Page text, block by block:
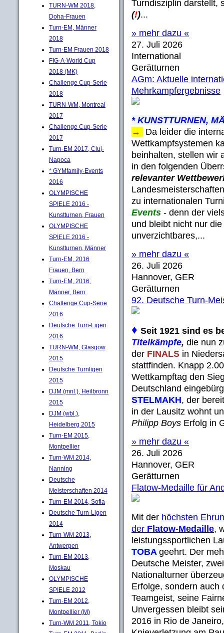
TURN-WM 2018,
Doha-Frauen
Turn-EM, Männer
2018
Turn-EM Frauen 2018
FIG-A-World Cup
2018 (MK)
Challenge Cup-Serie
2018
TURN-WM, Montreal
2017
Challenge Cup-Serie
2017
Turn-EM 2017, Cluj-
Napoca
* GYMfamily-Events
2016
OLYMPISCHE
SPIELE 2016 -
Kunstturnen, Frauen
OLYMPISCHE
SPIELE 2016 -
Kunstturnen, Männer
Turn-EM, 2016
Frauen, Bern
Turn-EM, 2016,
Männer, Bern
Challenge Cup-Serie
2016
Deutsche Turn-Ligen
2016
TURN-WM, Glasgow
2015
Deutsche Turnligen
2015
DJM (mnl.), Heilbronn
2015
DJM (wbl.),
Heidelberg 2015
Turn-EM 2015,
Montpellier
Turn-WM 2014,
Nanning
Deutsche
Meisterschaften 2014
Turn-EM 2014, Sofia
Deutsche Turn-Ligen
2014
Turn-WM 2013,
Antwerpen
Turn-EM 2013,
Moskau
OLYMPISCHE
SPIELE 2012
Turn-EM 2012,
Montpellier (M)
Turn-WM 2011, Tokio
Turndisziplin darstellt,
(!)...
» mehr dazu «
27. Juli 2026
International
Gerätturnen
AGm: Aktuelle
Mehrkampfergebnisse
* KUNSTTURNEN,
→
Da leider die
Wettkampfsystemen
beinhalten, stellen wir
in den folgenden
relevanter
zu internationalen
Events - denn der
und bleibt nicht nur
unverzichtbares,...
» mehr dazu «
26. Juli 2026
Hannover, GER
Gerätturnen
92. Deutsche Turn-
♦ Seit 1921 sind es
Titelkämpfe, die nun
der FINALS in
stattfinden. Knapp
Wettkampftag den
Deutschland
STELMAKH, der
in der Lausitz wohnt
Philipp Boys Erfolg in
» mehr dazu «
26. Juli 2026
Hannover, GER
Gerätturnen
Flatow-Medaille für
Mit der höchsten
der Flatow-Medaille,
leistungssportlichen
TOBA geehrt. Der
Deutsche Meister,
Nationalturner
Erfolge, sondern auch
Teamgeist, seine
Unvergessen bleibt
2016 in Rio de